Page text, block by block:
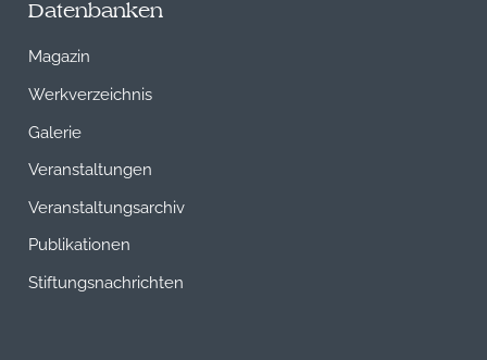
Datenbanken
Magazin
Werkverzeichnis
Galerie
Veranstaltungen
Veranstaltungsarchiv
Publikationen
Stiftungsnachrichten